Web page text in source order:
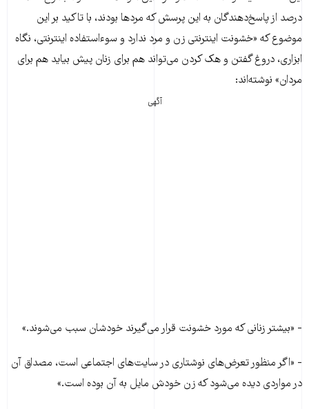
درصد از پاسخ‌دهندگان به این پرسش که مردها بودند، با تاکید بر این
موضوع که «خشونت اینترنتی زن و مرد ندارد و سوءاستفاده اینترنتی، نگاه
ابزاری، دروغ گفتن و هک کردن می‌تواند هم برای زنان پیش بیاید هم برای
مردان» نوشته‌اند:
آگهی
- «بیشتر زنانی که مورد خشونت قرار می‌گیرند خودشان سبب می‌شوند.»
- «اگر منظور تعرض‌های نوشتاری در سایت‌های اجتماعی است، مصداق آن
در مواردی دیده می‌شود که زن خودش مایل به آن بوده است.»